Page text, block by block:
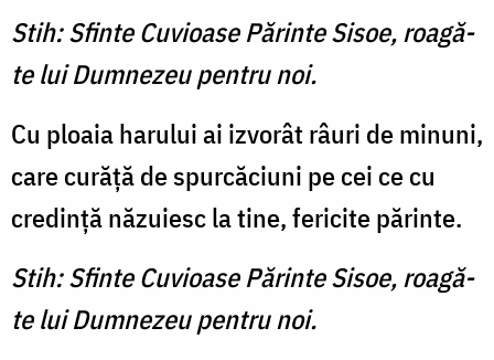
Stih: Sfinte Cuvioase Părinte Sisoe, roagă-
te lui Dumnezeu pentru noi.
Cu ploaia harului ai izvorât râuri de minuni,
care curăţă de spurcăciuni pe cei ce cu
credinţă năzuiesc la tine, fericite părinte.
Stih: Sfinte Cuvioase Părinte Sisoe, roagă-
te lui Dumnezeu pentru noi.